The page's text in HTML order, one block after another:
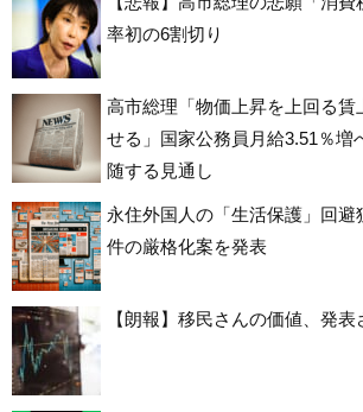
率初の6割切り
高市総理「物価上昇を上回る賃
せる」国家公務員月給3.51％
随する見通し
永住外国人の「生活保護」回
件の厳格化案を発表
【朗報】移民さんの価値、発表